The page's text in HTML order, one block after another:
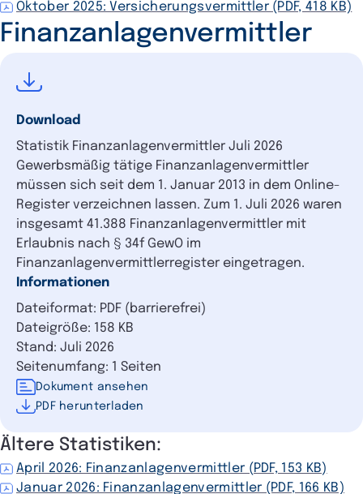
Oktober 2025: Versicherungsvermittler (PDF, 418 KB)
Finanzanlagenvermittler
Download
Statistik Finanzanlagenvermittler Juli 2026
Gewerbsmäßig tätige Finanzanlagenvermittler
müssen sich seit dem 1. Januar 2013 in dem Online-
Register verzeichnen lassen. Zum 1. Juli 2026 waren
insgesamt 41.388 Finanzanlagenvermittler mit
Erlaubnis nach § 34f GewO im
Finanzanlagenvermittlerregister eingetragen.
Informationen
Dateiformat: PDF (barrierefrei)
Dateigröße: 158 KB
Stand: Juli 2026
Seitenumfang: 1 Seiten
Dokument ansehen
PDF herunterladen
Ältere Statistiken:
April 2026: Finanzanlagenvermittler (PDF, 153 KB)
Januar 2026: Finanzanlagenvermittler (PDF, 166 KB)